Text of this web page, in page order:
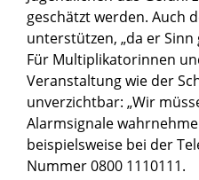
geschätzt werden. Auch
unterstützen, „da er Sinn
Für Multiplikatorinnen
Veranstaltung wie der
unverzichtbar: „Wir
Alarmsignale
beispielsweise bei der
Nummer 0800 1110111.